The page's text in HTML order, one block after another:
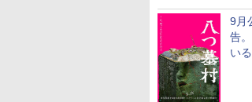
9月
告
い